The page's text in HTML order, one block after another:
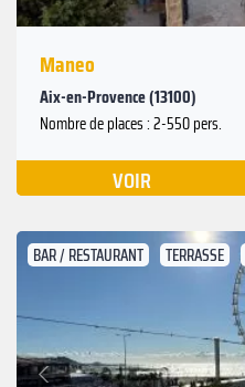
Maneo
Aix-en-Provence (13100)
Nombre de places : 2-550 pers.
VOIR
BAR / RESTAURANT TERRASSE